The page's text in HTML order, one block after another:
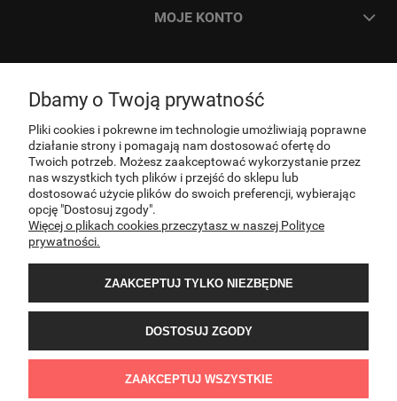
MOJE KONTO
INFORMACJE
O NAS
KONTAKT
Sklep internetowy PNOS | Ożarowska 40/42, 05-850 Ożarów Mazowiecki | E-mail:
Dbamy o Twoją prywatność
Pliki cookies i pokrewne im technologie umożliwiają poprawne
działanie strony i pomagają nam dostosować ofertę do
Twoich potrzeb. Możesz zaakceptować wykorzystanie przez
nas wszystkich tych plików i przejść do sklepu lub
dostosować użycie plików do swoich preferencji, wybierając
opcję "Dostosuj zgody".
Więcej o plikach cookies przeczytasz w naszej Polityce
prywatności.
ZAAKCEPTUJ TYLKO NIEZBĘDNE
DOSTOSUJ ZGODY
ZAAKCEPTUJ WSZYSTKIE